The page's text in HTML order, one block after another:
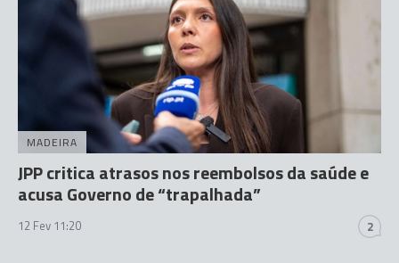
MADEIRA
JPP critica atrasos nos reembolsos da saúde e
acusa Governo de “trapalhada”
12 Fev 11:20 2